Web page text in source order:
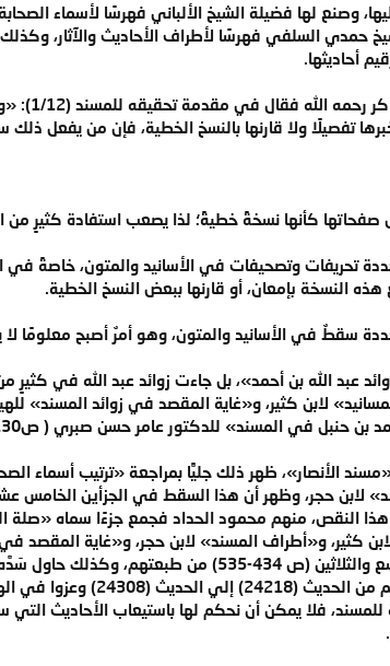
وصنع لها فضيلة الشيخ الألباني فهرسًا لأسماء
حمدي السلفي فهرسًا لأطراف الأحاديث والآثار،
أحاديثها.
وقد
تفصيلًا ولا قارنها بالنسخ الخطية، فإن من يفعل ذلك
كأنها نسخةً خطيةً؛ لذا يصعب استفادة كثيرٍ من
تحريفات وتصحيفات في الأسانيد والمتون، خاصةً
النسخة بإمعان، أو قارنها ببعض النسخ الخطية.
سقطٌ في الأسانيد والمتون، وهو أمرٌ أصبح معلومًا لا
عبد الله بن أحمد»، بل جاءت زوائد عبد الله في
لابن كثير، و«غاية المقصد في زوائد
للدكتور عامر حسن صبري ( ص130) و«مقدمة أطراف المسند» للدكتور زهير الناصر (ص96).
الأنصار»، ظهر ذلك جليًّا بمراجعة «ترتيب أسماء
لابن حجر، وظهر أن هذا السقط في الجزأين الخامس
النقص، منهم محمود الحداد فجمع جزءًا سماه «صلة
كثير، و«أطراف المسند» لابن حجر، و«غاية المقصد
ووضعوها في ملحق آخر المجلد التاسع
المصادر، ووضعوها في
فلا يمكن أن نحكم لها باستيعاب الأحاديث